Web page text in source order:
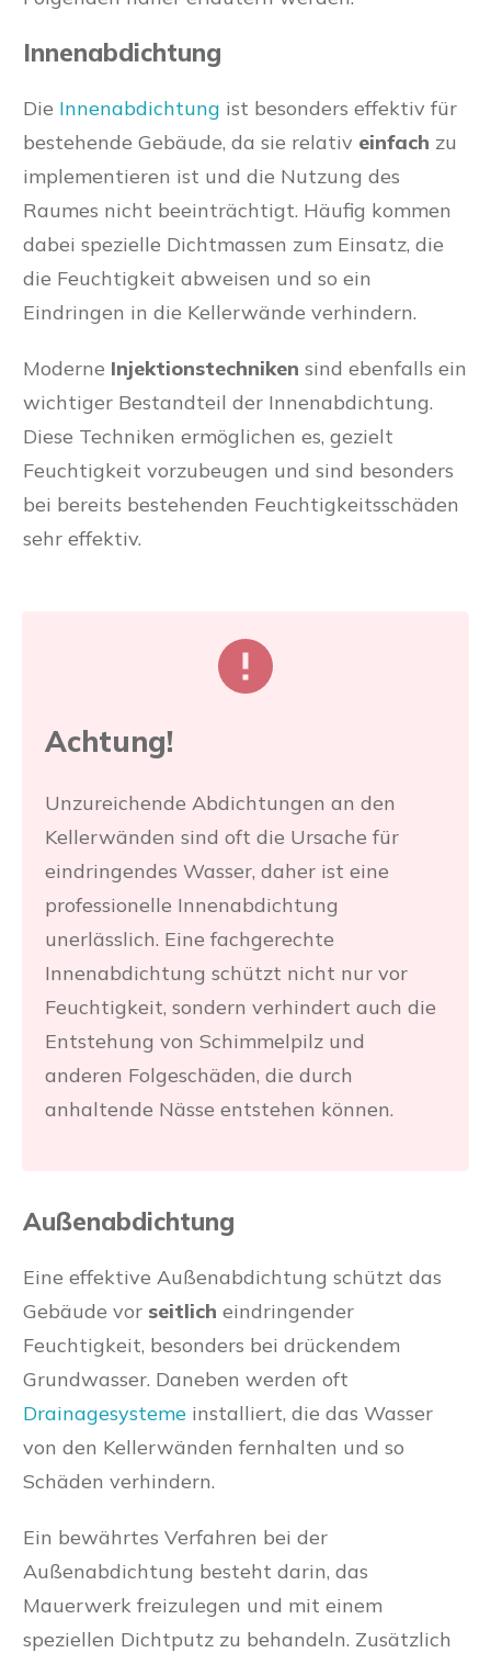
Innenabdichtung
Die Innenabdichtung ist besonders effektiv für
bestehende Gebäude, da sie relativ einfach zu
implementieren ist und die Nutzung des
Raumes nicht beeinträchtigt. Häufig kommen
dabei spezielle Dichtmassen zum Einsatz, die
die Feuchtigkeit abweisen und so ein
Eindringen in die Kellerwände verhindern.
Moderne Injektionstechniken sind ebenfalls ein
wichtiger Bestandteil der Innenabdichtung.
Diese Techniken ermöglichen es, gezielt
Feuchtigkeit vorzubeugen und sind besonders
bei bereits bestehenden Feuchtigkeitsschäden
sehr effektiv.
Achtung!
Unzureichende Abdichtungen an den
Kellerwänden sind oft die Ursache für
eindringendes Wasser, daher ist eine
professionelle Innenabdichtung
unerlässlich. Eine fachgerechte
Innenabdichtung schützt nicht nur vor
Feuchtigkeit, sondern verhindert auch die
Entstehung von Schimmelpilz und
anderen Folgeschäden, die durch
anhaltende Nässe entstehen können.
Außenabdichtung
Eine effektive Außenabdichtung schützt das
Gebäude vor seitlich eindringender
Feuchtigkeit, besonders bei drückendem
Grundwasser. Daneben werden oft
Drainagesysteme installiert, die das Wasser
von den Kellerwänden fernhalten und so
Schäden verhindern.
Ein bewährtes Verfahren bei der
Außenabdichtung besteht darin, das
Mauerwerk freizulegen und mit einem
speziellen Dichtputz zu behandeln. Zusätzlich